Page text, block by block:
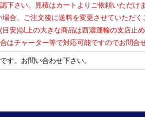
下さい。見積はカートよりご依頼いただけ
合、ご注文後に送料を変更させていただく
安)以上の大きな商品は西濃運輸の支店止
はチャーター等で対応可能ですのでお問合
す。お問い合わせ下さい。